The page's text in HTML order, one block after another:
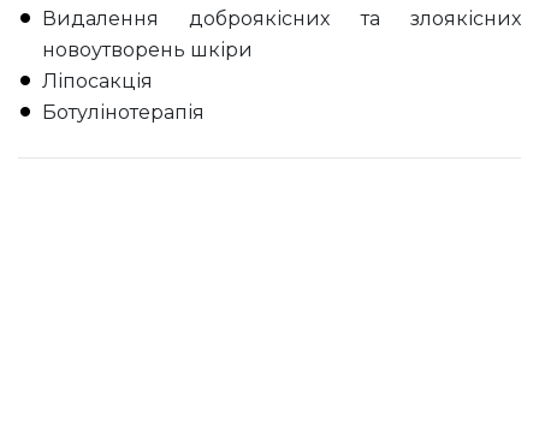
Видалення доброякісних та злоякісних
новоутворень шкіри
Ліпосакція
Ботулінотерапія